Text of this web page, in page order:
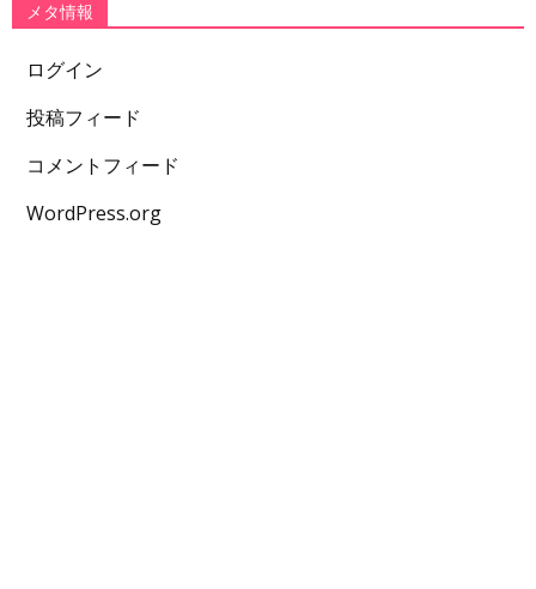
メタ情報
ログイン
投稿フィード
コメントフィード
WordPress.org